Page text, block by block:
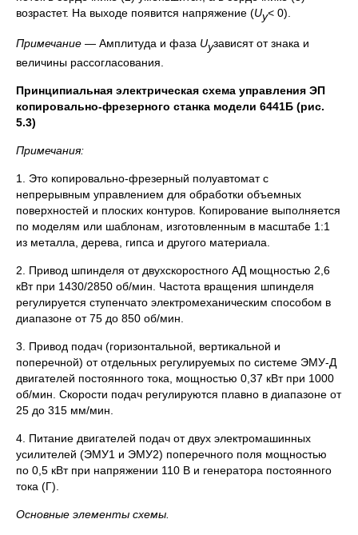
возрастет. На выходе появится напряжение (Uy< 0).
Примечание — Амплитуда и фаза Uyзависят от знака и
величины рассогласования.
Принципиальная электрическая схема управления ЭП
копировально-фрезерного станка модели 6441Б (рис.
5.3)
Примечания:
1. Это копировально-фрезерный полуавтомат с
непрерывным управлением для обработки объемных
поверхностей и плоских контуров. Копирование выполняется
по моделям или шаблонам, изготовленным в масштабе 1:1
из металла, дерева, гипса и другого материала.
2. Привод шпинделя от двухскоростного АД мощностью 2,6
кВт при 1430/2850 об/мин. Частота вращения шпинделя
регулируется ступенчато электромеханическим способом в
диапазоне от 75 до 850 об/мин.
3. Привод подач (горизонтальной, вертикальной и
поперечной) от отдельных регулируемых по системе ЭМУ-Д
двигателей постоянного тока, мощностью 0,37 кВт при 1000
об/мин. Скорости подач регулируются плавно в диапазоне от
25 до 315 мм/мин.
4. Питание двигателей подач от двух электромашинных
усилителей (ЭМУ1 и ЭМУ2) поперечного поля мощностью
по 0,5 кВт при напряжении 110 В и генератора постоянного
тока (Г).
Основные элементы схемы.